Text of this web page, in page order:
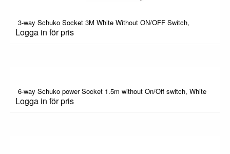
3-way Schuko Socket 3M White Without ON/OFF Switch,
Logga in för pris
6-way Schuko power Socket 1.5m without On/Off switch, White
Logga in för pris